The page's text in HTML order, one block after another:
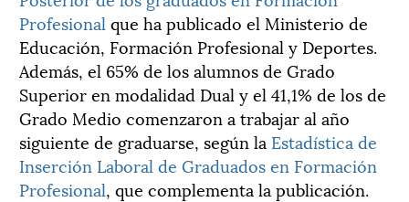
Profesional que ha publicado el Ministerio de
Educación, Formación Profesional y Deportes.
Además, el 65% de los alumnos de Grado
Superior en modalidad Dual y el 41,1% de los de
Grado Medio comenzaron a trabajar al año
siguiente de graduarse, según la Estadística de
Inserción Laboral de Graduados en Formación
Profesional, que complementa la publicación.